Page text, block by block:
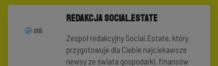
Redakcja Social.Estate
Zespół redakcyjny Social.Estate, który
przygotowuje dla Ciebie najciekawsze
newsy ze świata gospodarki, finansów